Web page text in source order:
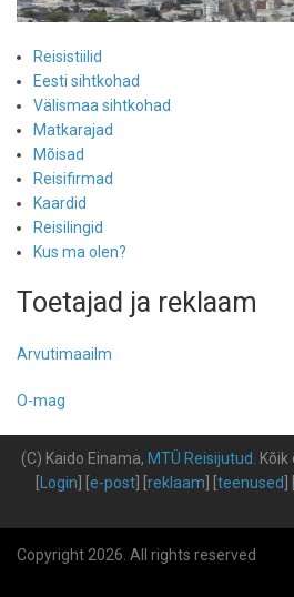
Reisistiilid
Eesti sihtkohad
Välismaa sihtkohad
Matkarajad
Mõisad
Reisifirmad
Kaardid
Reisilingid
Kus ma olen?
Toetajad ja reklaam
Arvutimaailm
O-mag
(C) Kaido Einama, MTÜ Reisijutud
Login e-post] [ reklaam teenused
Copyright 2026. All rights reserved